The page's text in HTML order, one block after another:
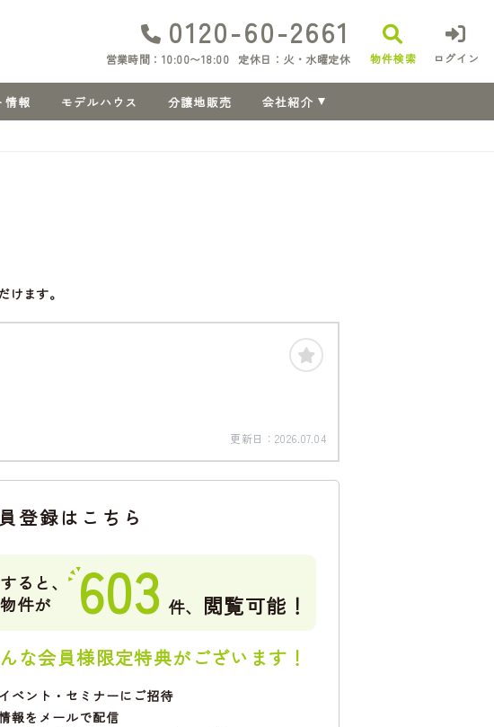
0120-60-2661
営業時間：10:00〜18:00 定休日：火・水曜定休 物件検索 ログイン
情報 モデルハウス 分譲地販売 会社紹介
ます。
更新日： 2026.07.04
登録はこちら
ると、
件が
603 件、 閲覧可能！
な会員様限定特典がございます！
ベント・セミナーにご招待
報をメールで配信